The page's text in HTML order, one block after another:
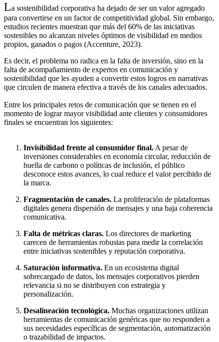
La sostenibilidad corporativa ha dejado de ser un valor agregado
para convertirse en un factor de competitividad global. Sin embargo,
estudios recientes muestran que más del 60% de las iniciativas
sostenibles no alcanzan niveles óptimos de visibilidad en medios
propios, ganados o pagos (Accenture, 2023).
Es decir, el problema no radica en la falta de inversión, sino en la
falta de acompañamiento de expertos en comunicación y
sostenibilidad que les ayuden a convertir estos logros en narrativas
que circulen de manera efectiva a través de los canales adecuados.
Entre los principales retos de comunicación que se tienen en el
momento de lograr mayor visibilidad ante clientes y consumidores
finales se encuentran los siguientes:
Invisibilidad frente al consumidor final. A pesar de
inversiones considerables en economía circular, reducción de
huella de carbono o políticas de inclusión, el público
desconoce estos avances, lo cual reduce el valor percibido de
la marca.
Fragmentación de canales. La proliferación de plataformas
digitales genera dispersión de mensajes y una baja coherencia
comunicativa.
Falta de métricas claras. Los directores de marketing
carecen de herramientas robustas para medir la correlación
entre iniciativas sostenibles y reputación corporativa.
Saturación informativa. En un ecosistema digital
sobrecargado de datos, los mensajes corporativos pierden
relevancia si no se distribuyen con estrategia y
personalización.
Desalineación tecnológica. Muchas organizaciones utilizan
herramientas de comunicación genéricas que no responden a
sus necesidades específicas de segmentación, automatización
o trazabilidad de impactos.